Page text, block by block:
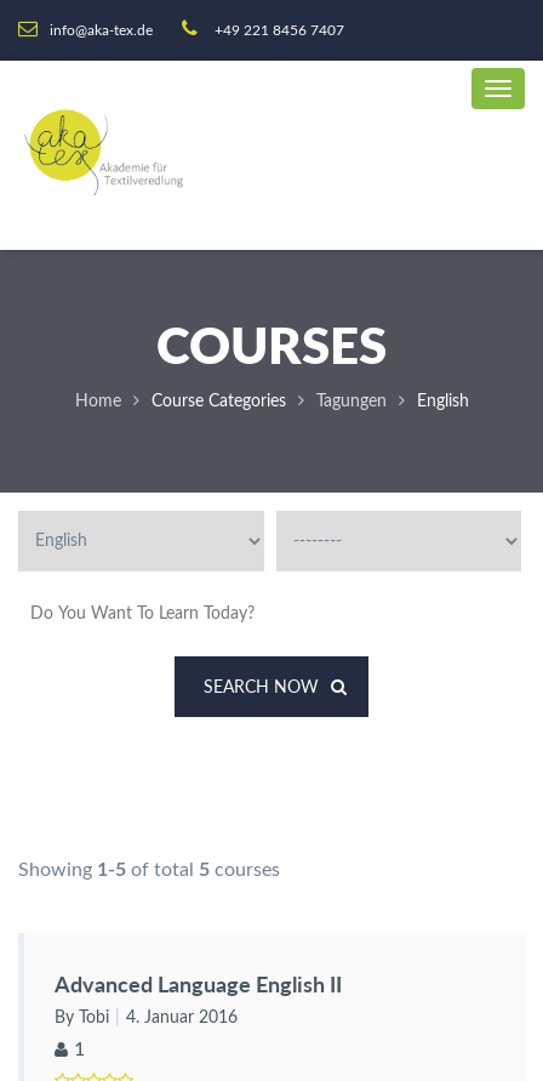
info@aka-tex.de +49 221 8456 7407
COURSES
Home Course Categories Tagungen English
SEARCH NOW
Showing 1-5 of total 5 courses
Advanced Language English II
By Tobi 4. Januar 2016
1